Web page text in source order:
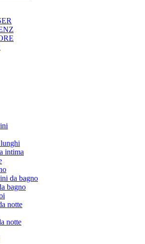
intima
da bagno
bagno
notte
notte